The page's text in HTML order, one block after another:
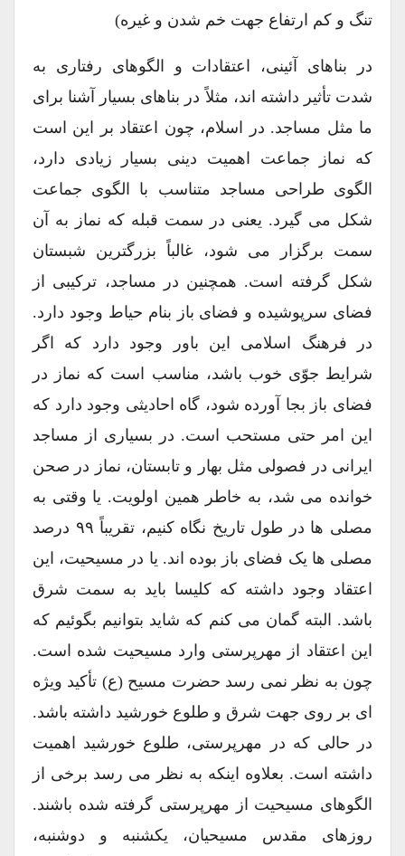
تنگ و کم ارتفاع جهت خم شدن و غیره)
در بناهای آئینی، اعتقادات و الگوهای رفتاری به
شدت تأثیر داشته اند، مثلاً در بناهای بسیار آشنا برای
ما مثل مساجد. در اسلام، چون اعتقاد بر این است
که نماز جماعت اهمیت دینی بسیار زیادی دارد،
الگوی طراحی مساجد متناسب با الگوی جماعت
شکل می گیرد. یعنی در سمت قبله که نماز به آن
سمت برگزار می شود، غالباً بزرگترین شبستان
شکل گرفته است. همچنین در مساجد، ترکیبی از
فضای سرپوشیده و فضای باز بنام حیاط وجود دارد.
در فرهنگ اسلامی این باور وجود دارد که اگر
شرایط جوّی خوب باشد، مناسب است که نماز در
فضای باز بجا آورده شود، گاه احادیثی وجود دارد که
این امر حتی مستحب است. در بسیاری از مساجد
ایرانی در فصولی مثل بهار و تابستان، نماز در صحن
خوانده می شد، به خاطر همین اولویت. یا وقتی به
مصلی ها در طول تاریخ نگاه کنیم، تقریباً ۹۹ درصد
مصلی ها یک فضای باز بوده اند. یا در مسیحیت، این
اعتقاد وجود داشته که کلیسا باید به سمت شرق
باشد. البته گمان می کنم که شاید بتوانیم بگوئیم که
این اعتقاد از مهرپرستی وارد مسیحیت شده است.
چون به نظر نمی رسد حضرت مسیح (ع) تأکید ویژه
ای بر روی جهت شرق و طلوع خورشید داشته باشد.
در حالی که در مهرپرستی، طلوع خورشید اهمیت
داشته است. بعلاوه اینکه به نظر می رسد برخی از
الگوهای مسیحیت از مهرپرستی گرفته شده باشند.
روزهای مقدس مسیحیان، یکشنبه و دوشنبه،